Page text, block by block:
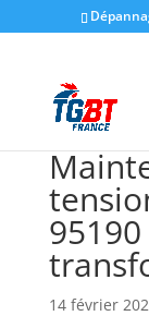
14 février